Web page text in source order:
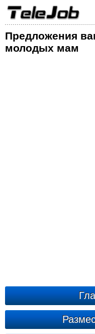
Предложения
молодых мам